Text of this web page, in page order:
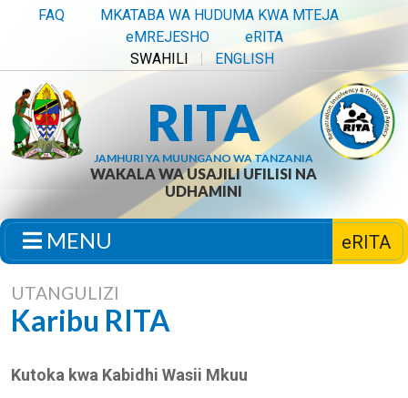
FAQ
MKATABA WA HUDUMA KWA MTEJA
eMREJESHO
eRITA
SWAHILI
ENGLISH
RITA
JAMHURI YA MUUNGANO WA TANZANIA
WAKALA WA USAJILI UFILISI NA
UDHAMINI
MENU eRITA
UTANGULIZI
Karibu RITA
Kutoka kwa Kabidhi Wasii Mkuu